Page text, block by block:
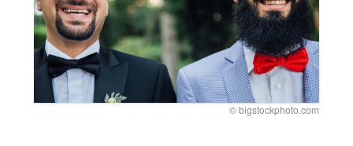
© bigstockphoto.com